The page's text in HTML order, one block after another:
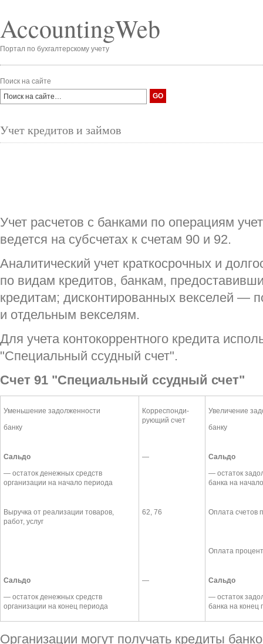
AccountingWeb
Портал по бухгалтерскому учету
Поиск на сайте
Учет кредитов и займов
Учет расчетов с банками по операциям
ведется на субсчетах к счетам 90 и 92.
Аналитический учет краткосрочных и
по видам кредитов, банкам,
кредитам; дисконтированных векселей —
и отдельным векселям.
Для учета контокоррентного кредита
"Специальный ссудный счет".
Счет 91 "Специальный ссудный счет"
Уменьшение задолженности
банку
Корреспонди-
рующий счет
Увеличение
банку
Сальдо
— остаток денежных средств
организации на начало периода
—
Сальдо
— остаток
банка на
Выручка от реализации товаров,
работ, услуг
62, 76 Оплата счетов
Оплата
Сальдо
— остаток денежных средств
организации на конец периода
—
Сальдо
— остаток
банка на конец
Организации могут получать кредиты